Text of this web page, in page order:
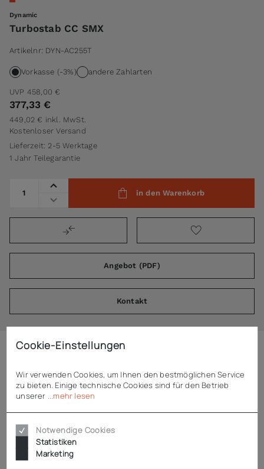
Dynamic
Turbostab CC SMX
Artikelnr: DYN-AC255T
Vorkasse (-3%) andere Zahlarten
UVP 458,00 €
377,33 €
449,02 € inkl. MwSt.
Kostenloser Versand
Lieferzeit: 2-5 Werktage
1 Jahr Teilegarantie
in den Warenkorb
Angebot (PDF)
Kontakt
Dynamic Turbostab CC SMX
passend zu Motorblock SMX
perfekt emulgieren, mixen, aufschlagen und binden
speziell für den Einsatz in Kippern oder in Behältern mit
geringer Höhe und großer Kapazität
Cookie-Einstellungen
Wir verwenden Cookies, um Ihnen den bestmöglichen Service
zu bieten. Einige technische Cookies sind für den Betrieb
unserer ...mehr lesen
Notwendige Cookies
Statistiken
Marketing